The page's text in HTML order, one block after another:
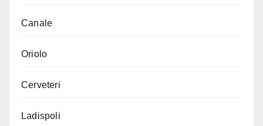
Canale
Oriolo
Cerveteri
Ladispoli